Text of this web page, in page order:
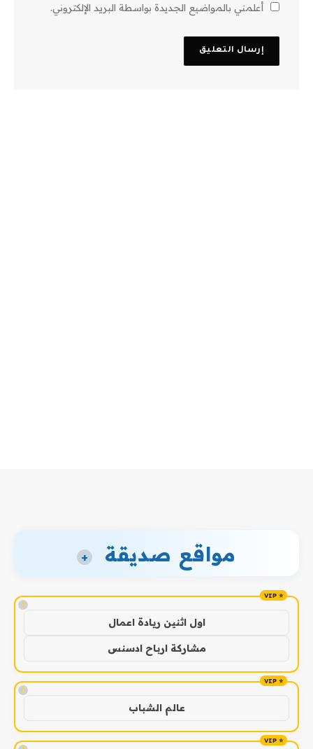
أعلمني بالمواضيع الجديدة بواسطة البريد الإلكتروني.
مواقع صديقة +
!
اول اثنين ريادة اعمال
مشاركة ارباح ادسنس
!
عالم الشباب